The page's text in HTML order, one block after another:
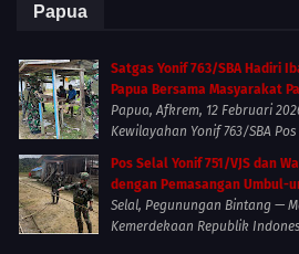
Papua
Satgas Yonif 763/SBA Hadiri
Papua Bersama Masyarakat
Papua, Afkrem, 12 Februari
Kewilayahan Yonif 763/SBA
Pos Selal Yonif 751/VJS dan
dengan Pemasangan Umbul-
Selal, Pegunungan Bintang —
Kemerdekaan Republik